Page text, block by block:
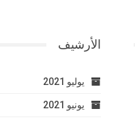
الأرشيف
يوليو 2021
يونيو 2021